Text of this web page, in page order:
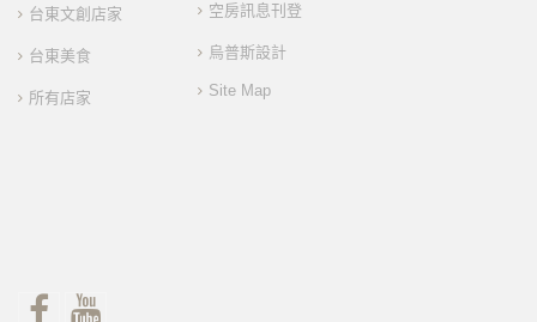
台東文創店家
台東美食
所有店家
空房訊息刊登
烏普斯設計
Site Map